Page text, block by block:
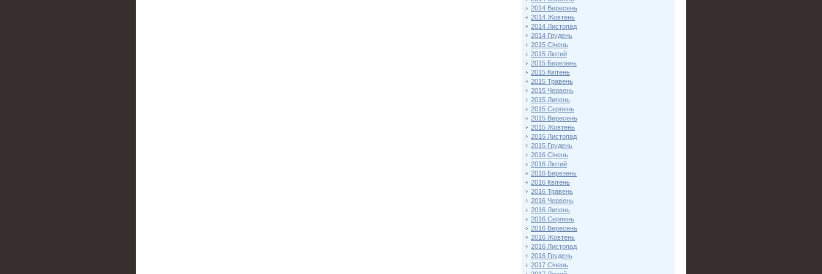
2014 Вересень
2014 Жовтень
2014 Листопад
2014 Грудень
2015 Січень
2015 Лютий
2015 Березень
2015 Квітень
2015 Травень
2015 Червень
2015 Липень
2015 Серпень
2015 Вересень
2015 Жовтень
2015 Листопад
2015 Грудень
2016 Січень
2016 Лютий
2016 Березень
2016 Квітень
2016 Травень
2016 Червень
2016 Липень
2016 Серпень
2016 Вересень
2016 Жовтень
2016 Листопад
2016 Грудень
2017 Січень